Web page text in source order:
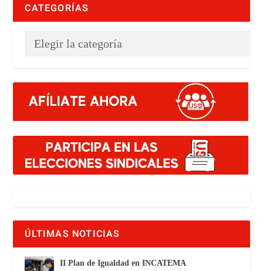
CATEGORÍAS
ÚLTIMAS NOTICIAS
II Plan de Igualdad en INCATEMA